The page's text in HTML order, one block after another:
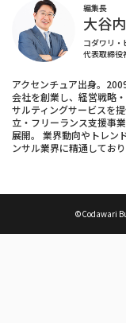
編集長
大谷
コダワリ・
代表取締役
アクセンチュア出身。
会社を創業し、経営戦略
サルティングサービスを
立・フリーランス支援事
展開。 業界動向やトレン
ンサル業界に精通してお
©Codawari